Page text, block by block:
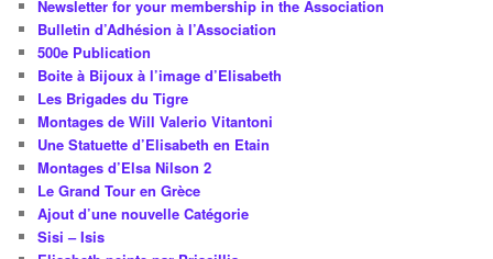
Newsletter for your membership in the Association
Bulletin d’Adhésion à l’Association
500e Publication
Boite à Bijoux à l’image d’Elisabeth
Les Brigades du Tigre
Montages de Will Valerio Vitantoni
Une Statuette d’Elisabeth en Etain
Montages d’Elsa Nilson 2
Le Grand Tour en Grèce
Ajout d’une nouvelle Catégorie
Sisi – Isis